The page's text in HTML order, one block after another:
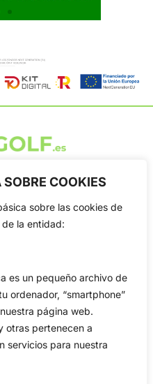
COOKIES
sobre las cookies de
la entidad:
es un pequeño archivo de
ordenador, “smartphone”
página web.
otras pertenecen a
servicios para nuestra
en directo, vídeos, noticias,
Reglas
Vídeos
De Interés